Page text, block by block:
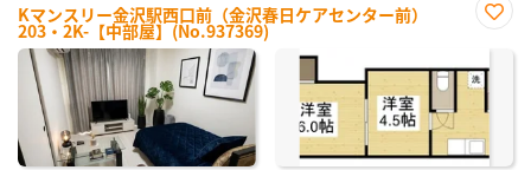
Kマンスリー金沢駅西口前（金沢春日ケアセンター前）
203・2K-【中部屋】(No.937369)
に入
り登
録